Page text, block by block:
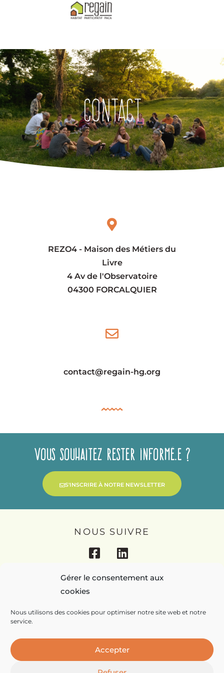
Gérer le consentement aux
cookies
Nous utilisons des cookies pour optimiser notre site web et notre
service.
Accepter
Contact
REZO4 - Maison des Métiers du
Livre
4 Av de l'Observatoire
04300 FORCALQUIER
contact@regain-hg.org
Vous souhaitez rester informé.e ?
S'INSCRIRE À NOTRE NEWSLETTER
NOUS SUIVRE
MENTIONS LÉGALES
SIRET : 894 020 882 00011
Conception du site Internet :